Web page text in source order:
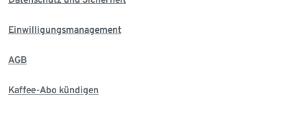
Einwilligungsmanagement
AGB
Kaffee-Abo kündigen